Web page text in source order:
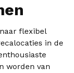
flexibel
in de
worden van